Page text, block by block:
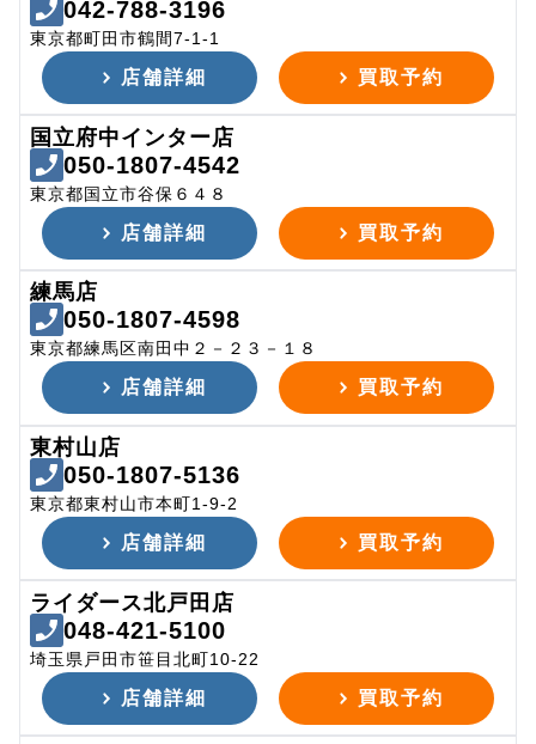
042-788-3196
東京都町田市鶴間7-1-1
店舗詳細 買取予約
国立府中インター店
050-1807-4542
東京都国立市谷保６４８
店舗詳細 買取予約
練馬店
050-1807-4598
東京都練馬区南田中２－２３－１８
店舗詳細 買取予約
東村山店
050-1807-5136
東京都東村山市本町1-9-2
店舗詳細 買取予約
ライダース北戸田店
048-421-5100
埼玉県戸田市笹目北町10-22
店舗詳細 買取予約